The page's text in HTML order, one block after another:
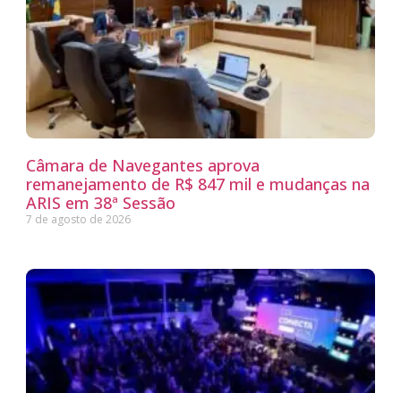
Câmara de Navegantes aprova
remanejamento de R$ 847 mil e mudanças na
ARIS em 38ª Sessão
7 de agosto de 2026